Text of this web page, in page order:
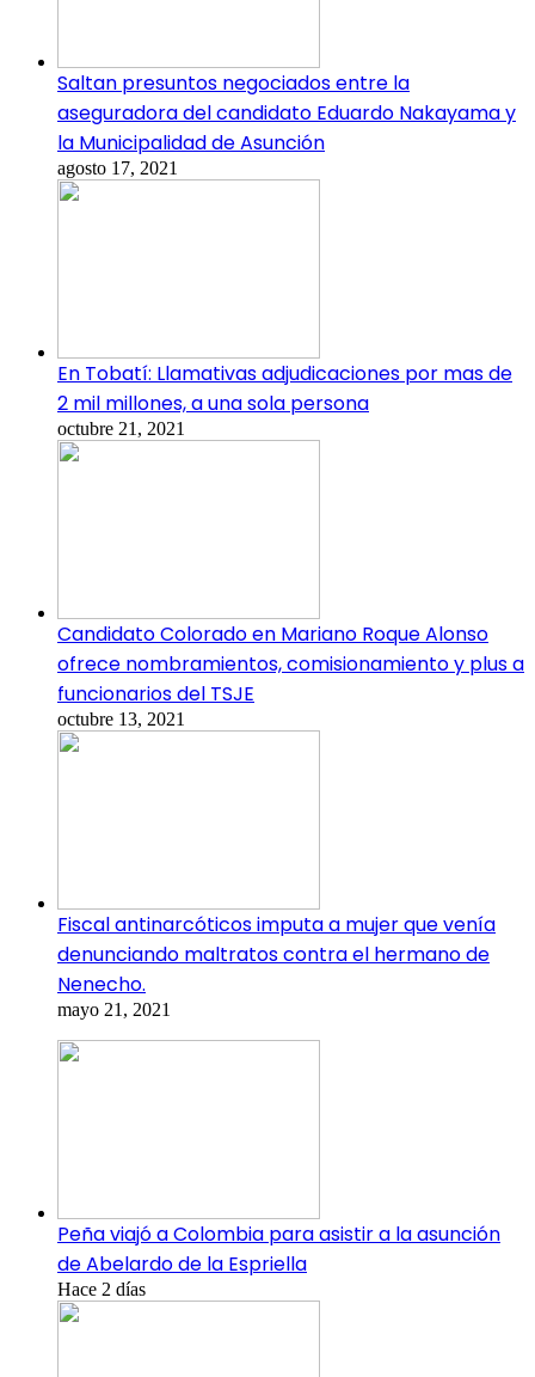
Saltan presuntos negociados entre la
aseguradora del candidato Eduardo Nakayama y
la Municipalidad de Asunción
agosto 17, 2021
En Tobatí: Llamativas adjudicaciones por mas de
2 mil millones, a una sola persona
octubre 21, 2021
Candidato Colorado en Mariano Roque Alonso
ofrece nombramientos, comisionamiento y plus a
funcionarios del TSJE
octubre 13, 2021
Fiscal antinarcóticos imputa a mujer que venía
denunciando maltratos contra el hermano de
Nenecho.
mayo 21, 2021
Peña viajó a Colombia para asistir a la asunción
de Abelardo de la Espriella
Hace 2 días